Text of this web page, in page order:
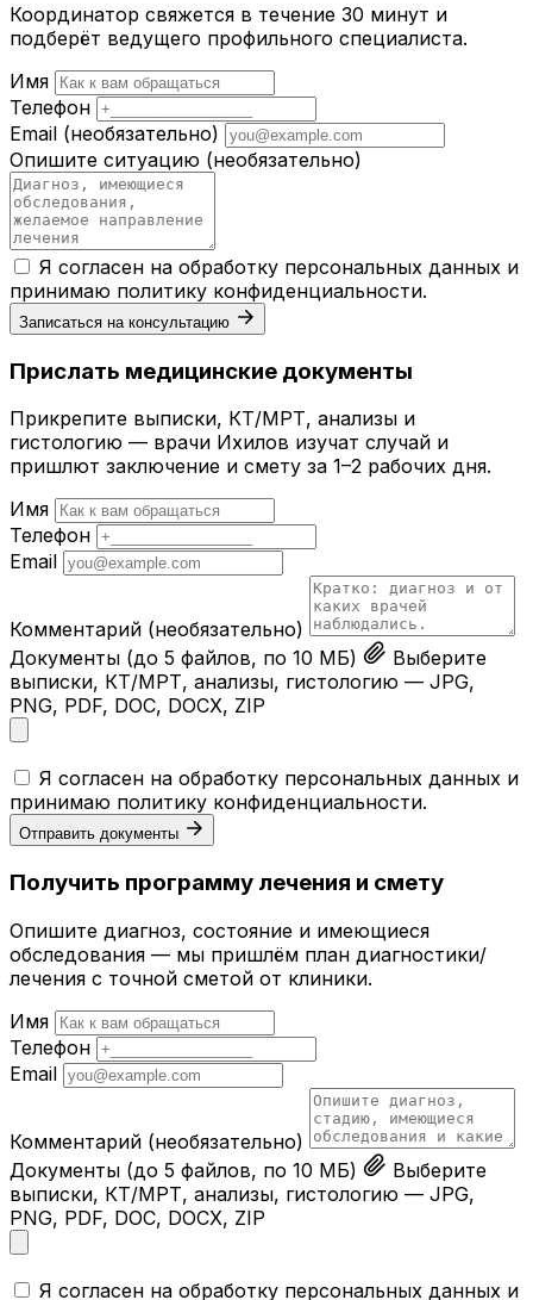
Координатор свяжется в течение 30 минут и
подберёт ведущего профильного специалиста.
Имя
Телефон
Email (необязательно)
Опишите ситуацию (необязательно)
Я согласен на обработку персональных данных и
принимаю политику конфиденциальности.
Записаться на консультацию
Прислать медицинские документы
Прикрепите выписки, КТ/МРТ, анализы и
гистологию — врачи Ихилов изучат случай и
пришлют заключение и смету за 1–2 рабочих дня.
Имя
Телефон
Email
Комментарий (необязательно)
Документы (до 5 файлов, по 10 МБ)
Выберите
выписки, КТ/МРТ, анализы, гистологию — JPG,
PNG, PDF, DOC, DOCX, ZIP
Я согласен на обработку персональных данных и
принимаю политику конфиденциальности.
Отправить документы
Получить программу лечения и смету
Опишите диагноз, состояние и имеющиеся
обследования — мы пришлём план диагностики/
лечения с точной сметой от клиники.
Имя
Телефон
Email
Комментарий (необязательно)
Документы (до 5 файлов, по 10 МБ)
Выберите
выписки, КТ/МРТ, анализы, гистологию — JPG,
PNG, PDF, DOC, DOCX, ZIP
Я согласен на обработку персональных данных и